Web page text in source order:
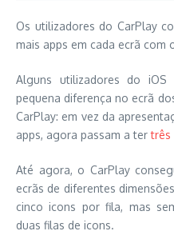
Os utilizadores do CarPlay
mais apps em cada ecrã com
Alguns utilizadores do
pequena diferença no ecrã
CarPlay: em vez da
apps, agora passam a tertrês
Até agora, o CarPlay
ecrãs de diferentes
cinco icons por fila, mas
duas filas de icons.